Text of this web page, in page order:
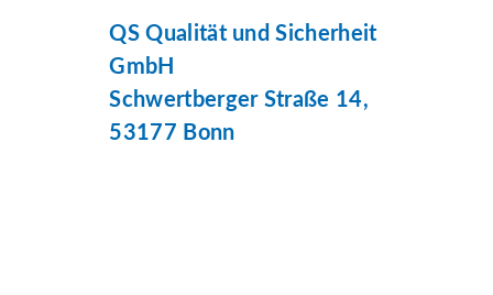
QS Qualität und Sicherheit
GmbH
Schwertberger Straße 14,
53177 Bonn